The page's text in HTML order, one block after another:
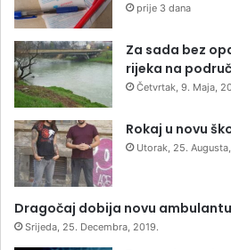
prije 3 dana
Za sada bez
rijeka na
Četvrtak, 9. Maja,
Rokaj u novu
Utorak, 25.
Dragočaj dobija novu ambulantu
Srijeda, 25. Decembra, 2019.